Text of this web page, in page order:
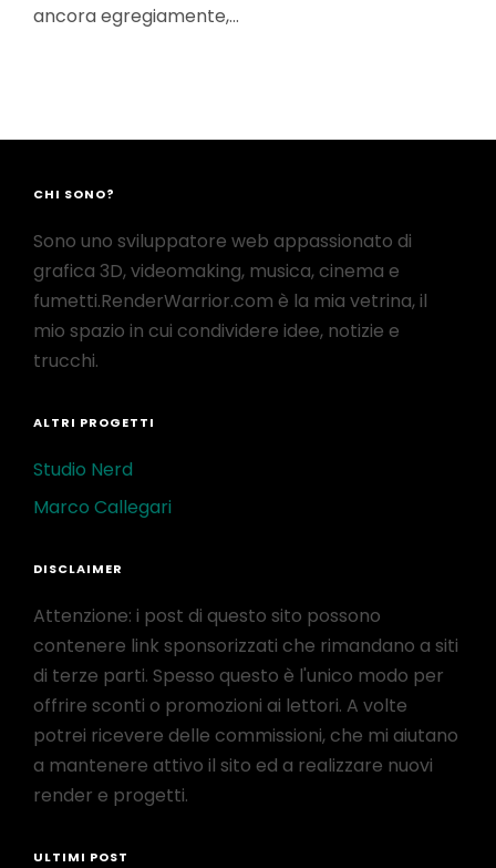
ancora egregiamente,…
CHI SONO?
Sono uno sviluppatore web appassionato di
grafica 3D, videomaking, musica, cinema e
fumetti.RenderWarrior.com è la mia vetrina, il
mio spazio in cui condividere idee, notizie e
trucchi.
ALTRI PROGETTI
Studio Nerd
Marco Callegari
DISCLAIMER
Attenzione: i post di questo sito possono
contenere link sponsorizzati che rimandano a siti
di terze parti. Spesso questo è l'unico modo per
offrire sconti o promozioni ai lettori. A volte
potrei ricevere delle commissioni, che mi aiutano
a mantenere attivo il sito ed a realizzare nuovi
render e progetti.
ULTIMI POST